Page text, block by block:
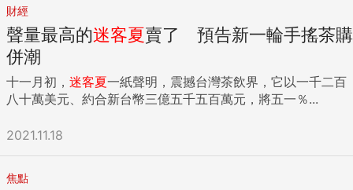
財經
聲量最高的迷客夏賣了 預告新一輪手搖茶購
併潮
十一月初， 迷客夏一紙聲明，震撼台灣茶飲界，它以一千二百
八十萬美元、約合新台幣三億五千五百萬元，將五一％...
2021.11.18
焦點